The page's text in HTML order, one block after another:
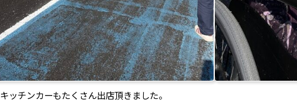
キッチンカーもたくさん出店頂きました。